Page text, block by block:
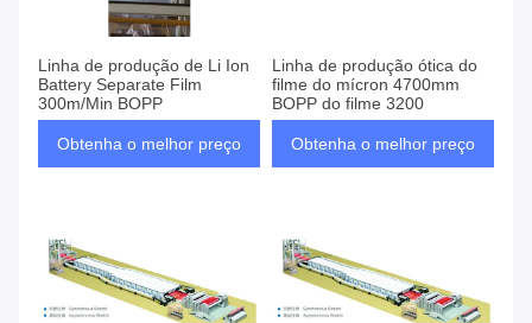
Linha de produção de Li Ion
Battery Separate Film
300m/Min BOPP
Obtenha o melhor preço
Linha de produção ótica do
filme do mícron 4700mm
BOPP do filme 3200
Obtenha o melhor preço